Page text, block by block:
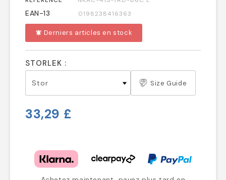
EAN-13 0198238416363
notifications_active Derniers articles en stock
STORLEK :
Size Guide
33,29 £